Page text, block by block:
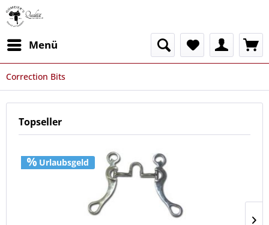
Menü
Correction Bits
Topseller
Urlaubsgeld